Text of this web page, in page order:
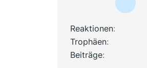
Reaktionen
Trophäen
Beiträge